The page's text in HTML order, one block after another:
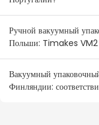
Ручной вакуумный
Польши: Timakes VM2
продажи.
Вакуумный
Финляндии: